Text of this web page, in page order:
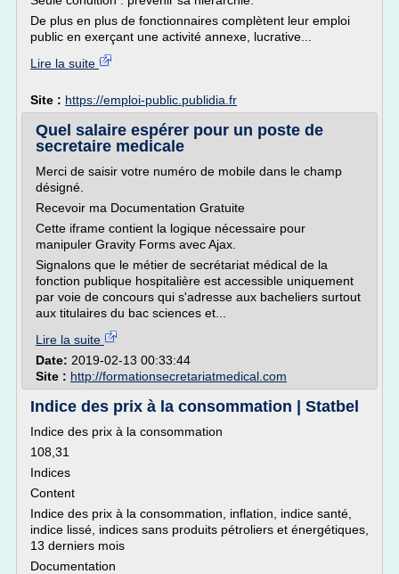
De plus en plus de fonctionnaires complètent leur emploi
public en exerçant une activité annexe, lucrative...
Lire la suite
Site : https://emploi-public.publidia.fr
Quel salaire espérer pour un poste de
secretaire medicale
Merci de saisir votre numéro de mobile dans le champ
désigné.
Recevoir ma Documentation Gratuite
Cette iframe contient la logique nécessaire pour
manipuler Gravity Forms avec Ajax.
Signalons que le métier de secrétariat médical de la
fonction publique hospitalière est accessible uniquement
par voie de concours qui s'adresse aux bacheliers surtout
aux titulaires du bac sciences et...
Lire la suite
Date: 2019-02-13 00:33:44
Site : http://formationsecretariatmedical.com
Indice des prix à la consommation | Statbel
Indice des prix à la consommation
108,31
Indices
Content
Indice des prix à la consommation, inflation, indice santé,
indice lissé, indices sans produits pétroliers et énergétiques,
13 derniers mois
Documentation